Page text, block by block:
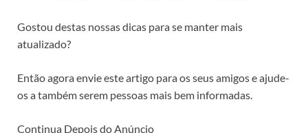
Gostou destas nossas dicas para se manter mais
atualizado?
Então agora envie este artigo para os seus amigos e ajude-
os a também serem pessoas mais bem informadas.
Continua Depois do Anúncio